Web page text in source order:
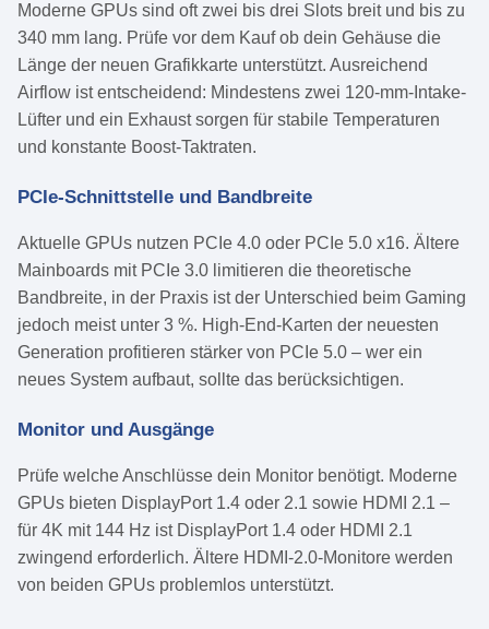
Moderne GPUs sind oft zwei bis drei Slots breit und bis zu
340 mm lang. Prüfe vor dem Kauf ob dein Gehäuse die
Länge der neuen Grafikkarte unterstützt. Ausreichend
Airflow ist entscheidend: Mindestens zwei 120-mm-Intake-
Lüfter und ein Exhaust sorgen für stabile Temperaturen
und konstante Boost-Taktraten.
PCIe-Schnittstelle und Bandbreite
Aktuelle GPUs nutzen PCIe 4.0 oder PCIe 5.0 x16. Ältere
Mainboards mit PCIe 3.0 limitieren die theoretische
Bandbreite, in der Praxis ist der Unterschied beim Gaming
jedoch meist unter 3 %. High-End-Karten der neuesten
Generation profitieren stärker von PCIe 5.0 – wer ein
neues System aufbaut, sollte das berücksichtigen.
Monitor und Ausgänge
Prüfe welche Anschlüsse dein Monitor benötigt. Moderne
GPUs bieten DisplayPort 1.4 oder 2.1 sowie HDMI 2.1 –
für 4K mit 144 Hz ist DisplayPort 1.4 oder HDMI 2.1
zwingend erforderlich. Ältere HDMI-2.0-Monitore werden
von beiden GPUs problemlos unterstützt.